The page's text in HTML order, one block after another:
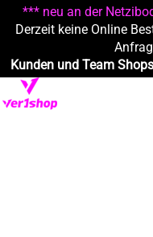
*** neu an der
Derzeit keine Online
Kunden und Team